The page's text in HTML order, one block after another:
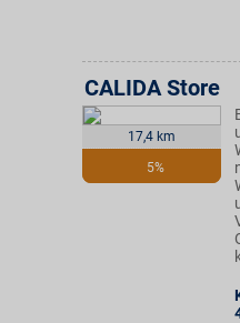
17,4 km
5%
CALIDA Store